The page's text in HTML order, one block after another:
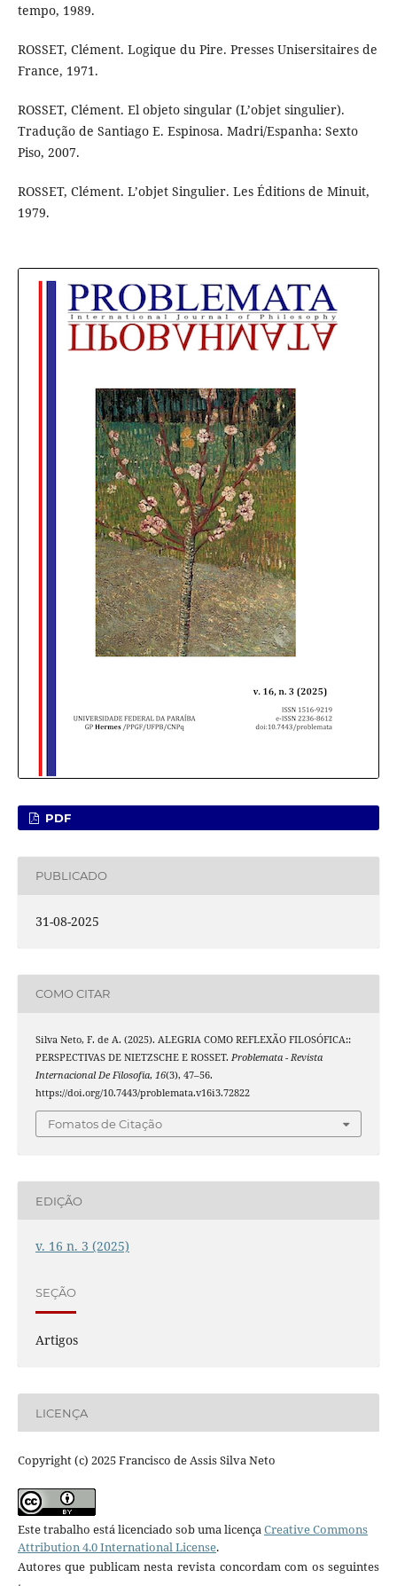
tempo, 1989.
ROSSET, Clément. Logique du Pire. Presses Unisersitaires de
France, 1971.
ROSSET, Clément. El objeto singular (L’objet singulier).
Tradução de Santiago E. Espinosa. Madri/Espanha: Sexto
Piso, 2007.
ROSSET, Clément. L’objet Singulier. Les Éditions de Minuit,
1979.
PDF
PUBLICADO
31-08-2025
COMO CITAR
Silva Neto, F. de A. (2025). ALEGRIA COMO REFLEXÃO FILOSÓFICA::
PERSPECTIVAS DE NIETZSCHE E ROSSET. Problemata - Revista
Internacional De Filosofia, 16(3), 47–56.
https://doi.org/10.7443/problemata.v16i3.72822
Fomatos de Citação
EDIÇÃO
v. 16 n. 3 (2025)
SEÇÃO
Artigos
LICENÇA
Copyright (c) 2025 Francisco de Assis Silva Neto
Este trabalho está licenciado sob uma licençaCreative Commons
Attribution 4.0 International License.
Autores que publicam nesta revista concordam com os seguintes